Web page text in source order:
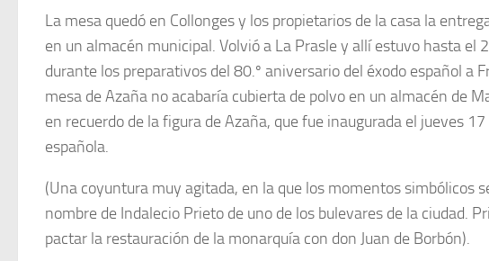
La mesa quedó en Collonges y los propietarios de la casa la
en un almacén municipal. Volvió a La Prasle y allí estuvo hasta el
durante los preparativos del 80.º aniversario del éxodo español a
mesa de Azaña no acabaría cubierta de polvo en un almacén de
en recuerdo de la figura de Azaña, que fue inaugurada el jueves
española.
(Una coyuntura muy agitada, en la que los momentos simbólicos
nombre de Indalecio Prieto de uno de los bulevares de la ciudad.
pactar la restauración de la monarquía con don Juan de Borbón).